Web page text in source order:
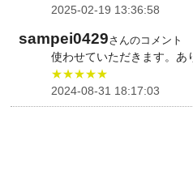
2025-02-19 13:36:58
sampei0429さんのコメント
使わせていただきます。あ
★★★★★
2024-08-31 18:17:03